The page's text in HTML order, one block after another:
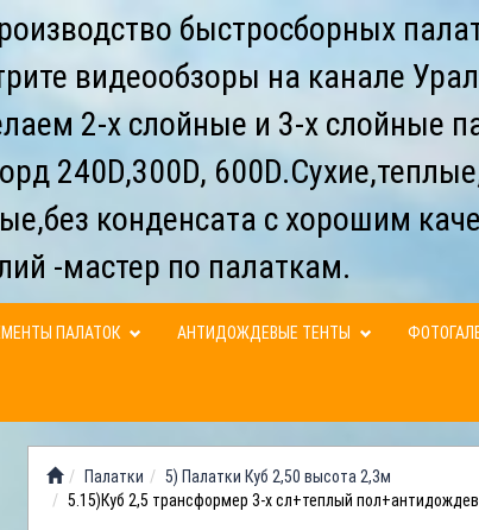
быстросборных
видеообзоры на канале
2-х слойные и 3-х слойные
240D,300D,
конденсата с хорошим
-мастер по палаткам.
ПАЛАТОК АНТИДОЖДЕВЫЕ ТЕНТЫ
Палатки
5) Палатки Куб 2,50 высота 2,3м
5.15)Куб 2,5 трансформер 3-х сл+теплый